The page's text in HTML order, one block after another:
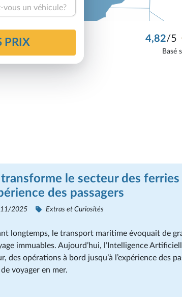
vous un véhicule?
PRIX 4,82/5
Basé
transforme le secteur des
des passagers
2025 Extras et Curiosités
longtemps, le transport maritime évoquait de
immuables. Aujourd’hui, l’Intelligence
des opérations à bord jusqu’à l’expérience des
voyager en mer.